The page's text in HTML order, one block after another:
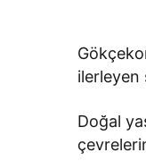
ilerleyen
Doğal